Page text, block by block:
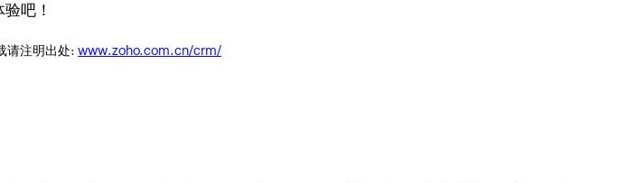
吧！
请注明出处:www.zoho.com.cn/crm/